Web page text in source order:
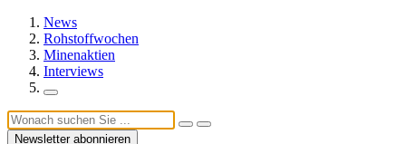
News
Rohstoffwochen
Minenaktien
Interviews
Newsletter abonnieren